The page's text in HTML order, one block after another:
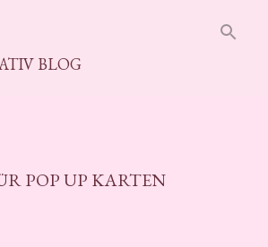
BLOG
POP UP KARTEN